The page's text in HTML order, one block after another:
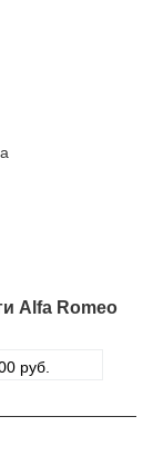
Alfa Romeo
руб.